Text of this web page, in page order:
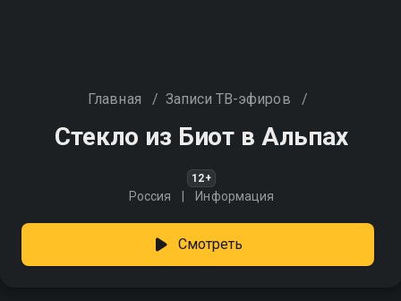
Главная / Записи ТВ-эфиров /
Стекло из Биот в Альпах
12+
Россия Информация
Смотреть